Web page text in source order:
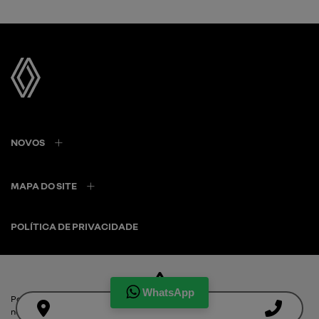
WhatsApp
NOVOS
MAPA DO SITE
POLÍTICA DE PRIVACIDADE
Itaimbé Automóveis Ltda
CNPJ: 01.656.038/0001-80
Para otimizar sua experiência durante a navegação, fazemos uso de
nossa política de cookies e para proteger seus dados pessoais